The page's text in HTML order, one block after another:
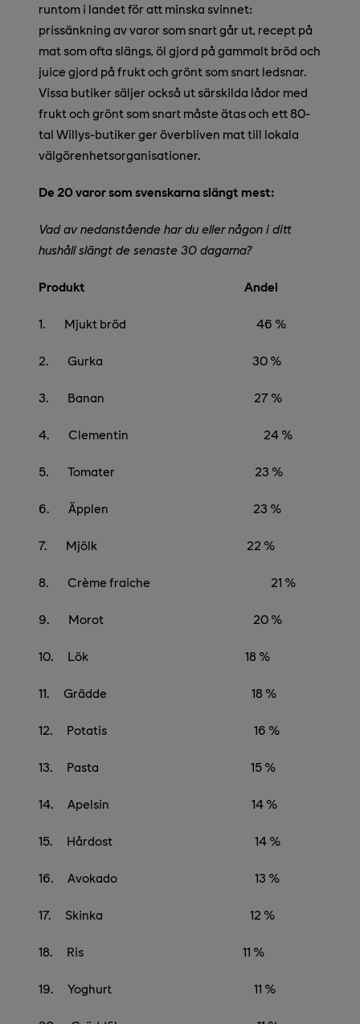
runtom i landet för att minska svinnet:
prissänkning av varor som snart går ut, recept på
mat som ofta slängs, öl gjord på gammalt bröd och
juice gjord på frukt och grönt som snart ledsnar.
Vissa butiker säljer också ut särskilda lådor med
frukt och grönt som snart måste ätas och ett 80-
tal Willys-butiker ger överbliven mat till lokala
välgörenhetsorganisationer.
De 20 varor som svenskarna slängt mest:
Vad av nedanstående har du eller någon i ditt
hushåll slängt de senaste 30 dagarna?
Produkt Andel
1. Mjukt bröd 46 %
2. Gurka 30 %
3. Banan 27 %
4. Clementin 24 %
5. Tomater 23 %
6. Äpplen 23 %
7. Mjölk 22 %
8. Crème fraiche 21 %
9. Morot 20 %
10. Lök 18 %
11. Grädde 18 %
12. Potatis 16 %
13. Pasta 15 %
14. Apelsin 14 %
15. Hårdost 14 %
16. Avokado 13 %
17. Skinka 12 %
18. Ris 11 %
19. Yoghurt 11 %